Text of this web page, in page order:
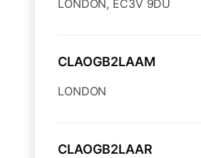
LONDON, EC3V 9DU
CLAOGB2LAAM
LONDON
CLAOGB2LAAR